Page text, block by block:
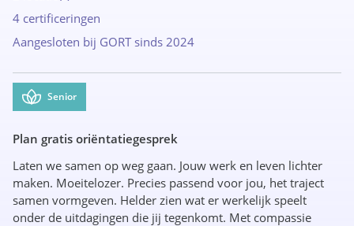
Plan gratis oriëntatiegesprek
Laten we samen op weg gaan. Jouw werk en leven lichter
maken. Moeitelozer. Precies passend voor jou, het traject
samen vormgeven. Helder zien wat er werkelijk speelt
onder de uitdagingen die jij tegenkomt. Met compassie
4 certificeringen
Aangesloten bij GORT sinds 2024
Senior